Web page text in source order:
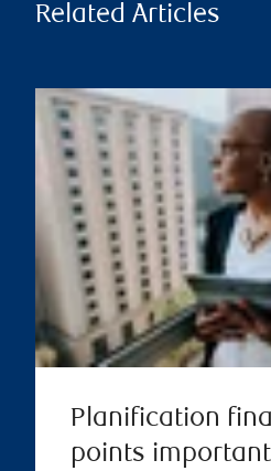
Related Articles
Planification
points